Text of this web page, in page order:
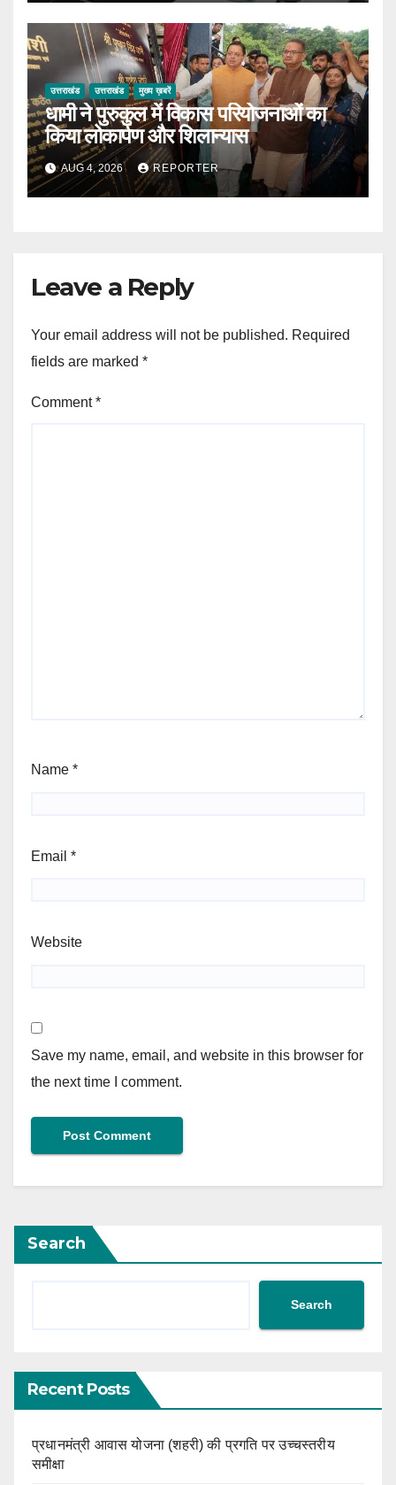
उत्तराखंड उत्तराखंड मुख्य ख़बरें
धामी ने पुरुकुल में विकास परियोजनाओं का
किया लोकार्पण और शिलान्यास
AUG 4, 2026 REPORTER
Leave a Reply
Your email address will not be published. Required
fields are marked *
Comment*
Name *
Email *
Website
Save my name, email, and website in this browser for
the next time I comment.
Search
Search
Recent Posts
प्रधानमंत्री आवास योजना (शहरी) की प्रगति पर उच्चस्तरीय
समीक्षा